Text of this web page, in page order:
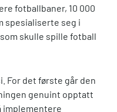
fotballbaner, 10 000
spesialiserte seg i
skulle spille fotball
For det første går den
genuint opptatt
implementere